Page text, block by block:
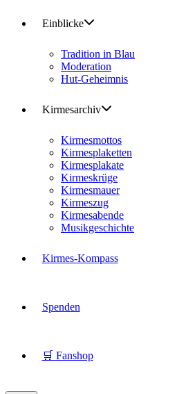
Einblicke
Tradition in Blau
Moderation
Hut-Geheimnis
Kirmesarchiv
Kirmesmottos
Kirmesplaketten
Kirmesplakate
Kirmeskrüge
Kirmesmauer
Kirmeszug
Kirmesabende
Musikgeschichte
Kirmes-Kompass
Spenden
🛒 Fanshop